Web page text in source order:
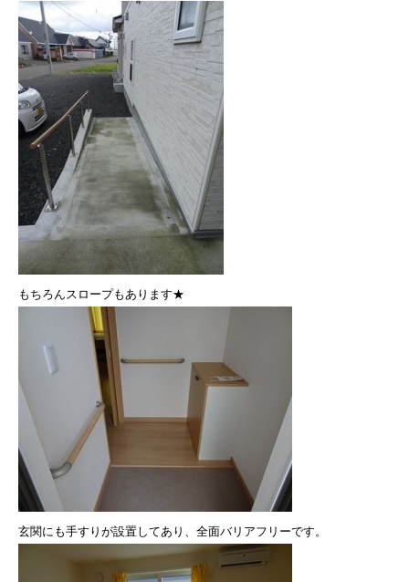
もちろんスロープもあります★
玄関にも手すりが設置してあり、全面バリアフリーです。